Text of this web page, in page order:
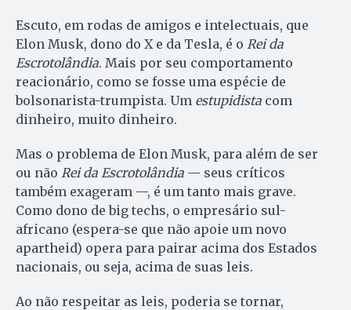
Escuto, em rodas de amigos e intelectuais, que
Elon Musk, dono do X e da Tesla, é o Rei da
Escrotolândia. Mais por seu comportamento
reacionário, como se fosse uma espécie de
bolsonarista-trumpista. Um estupidista com
dinheiro, muito dinheiro.
Mas o problema de Elon Musk, para além de ser
ou não Rei da Escrotolândia — seus críticos
também exageram —, é um tanto mais grave.
Como dono de big techs, o empresário sul-
africano (espera-se que não apoie um novo
apartheid) opera para pairar acima dos Estados
nacionais, ou seja, acima de suas leis.
Ao não respeitar as leis, poderia se tornar,